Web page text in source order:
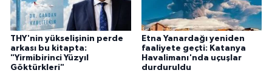
THY'nin yükselişinin perde
arkası bu kitapta:
"Yirmibirinci Yüzyıl
Göktürkleri"
Etna Yanardağı yeniden
faaliyete geçti: Katanya
Havalimanı'nda uçuşlar
durduruldu